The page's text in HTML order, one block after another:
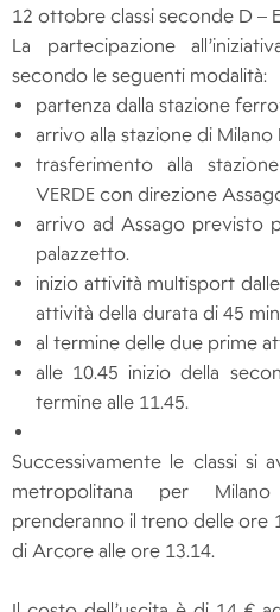
12 ottobre classi seconde D –
La partecipazione
secondo le seguenti modalità:
partenza dalla stazione
arrivo alla stazione di
trasferimento alla
VERDE con direzione
arrivo ad Assago previsto
palazzetto.
inizio attività multisport
attività della durata di 45
al termine delle due prime
alle 10.45 inizio della
termine alle 11.45.
Successivamente le classi si
metropolitana per
prenderanno il treno delle ore
di Arcore alle ore 13.14.